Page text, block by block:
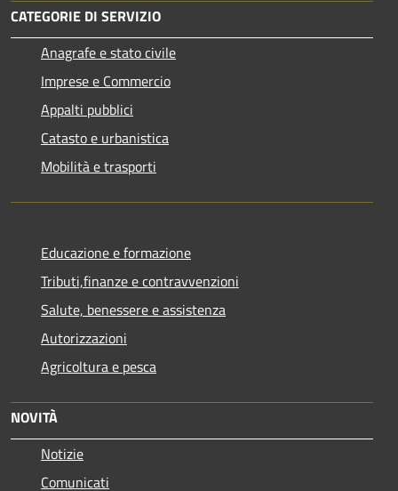
CATEGORIE DI SERVIZIO
Anagrafe e stato civile
Imprese e Commercio
Appalti pubblici
Catasto e urbanistica
Mobilità e trasporti
Educazione e formazione
Tributi,finanze e contravvenzioni
Salute, benessere e assistenza
Autorizzazioni
Agricoltura e pesca
NOVITÀ
Notizie
Comunicati